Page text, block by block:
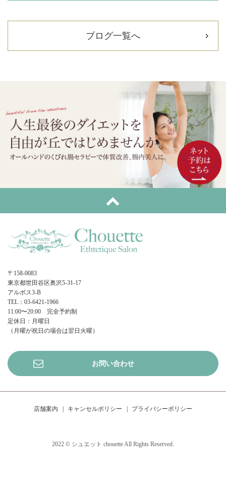
ブログ一覧へ
〒158-0083
東京都世田谷区奥沢5-31-17
アルボス3-B
TEL：03-6421-1966
11:00〜20:00 完全予約制
定休日：月曜日
（月曜が祝日の場合は翌日火曜）
お問い合わせ
店舗案内 キャンセルポリシー プライバシーポリシー
2022 © シュエット chouette All Rights Reserved.